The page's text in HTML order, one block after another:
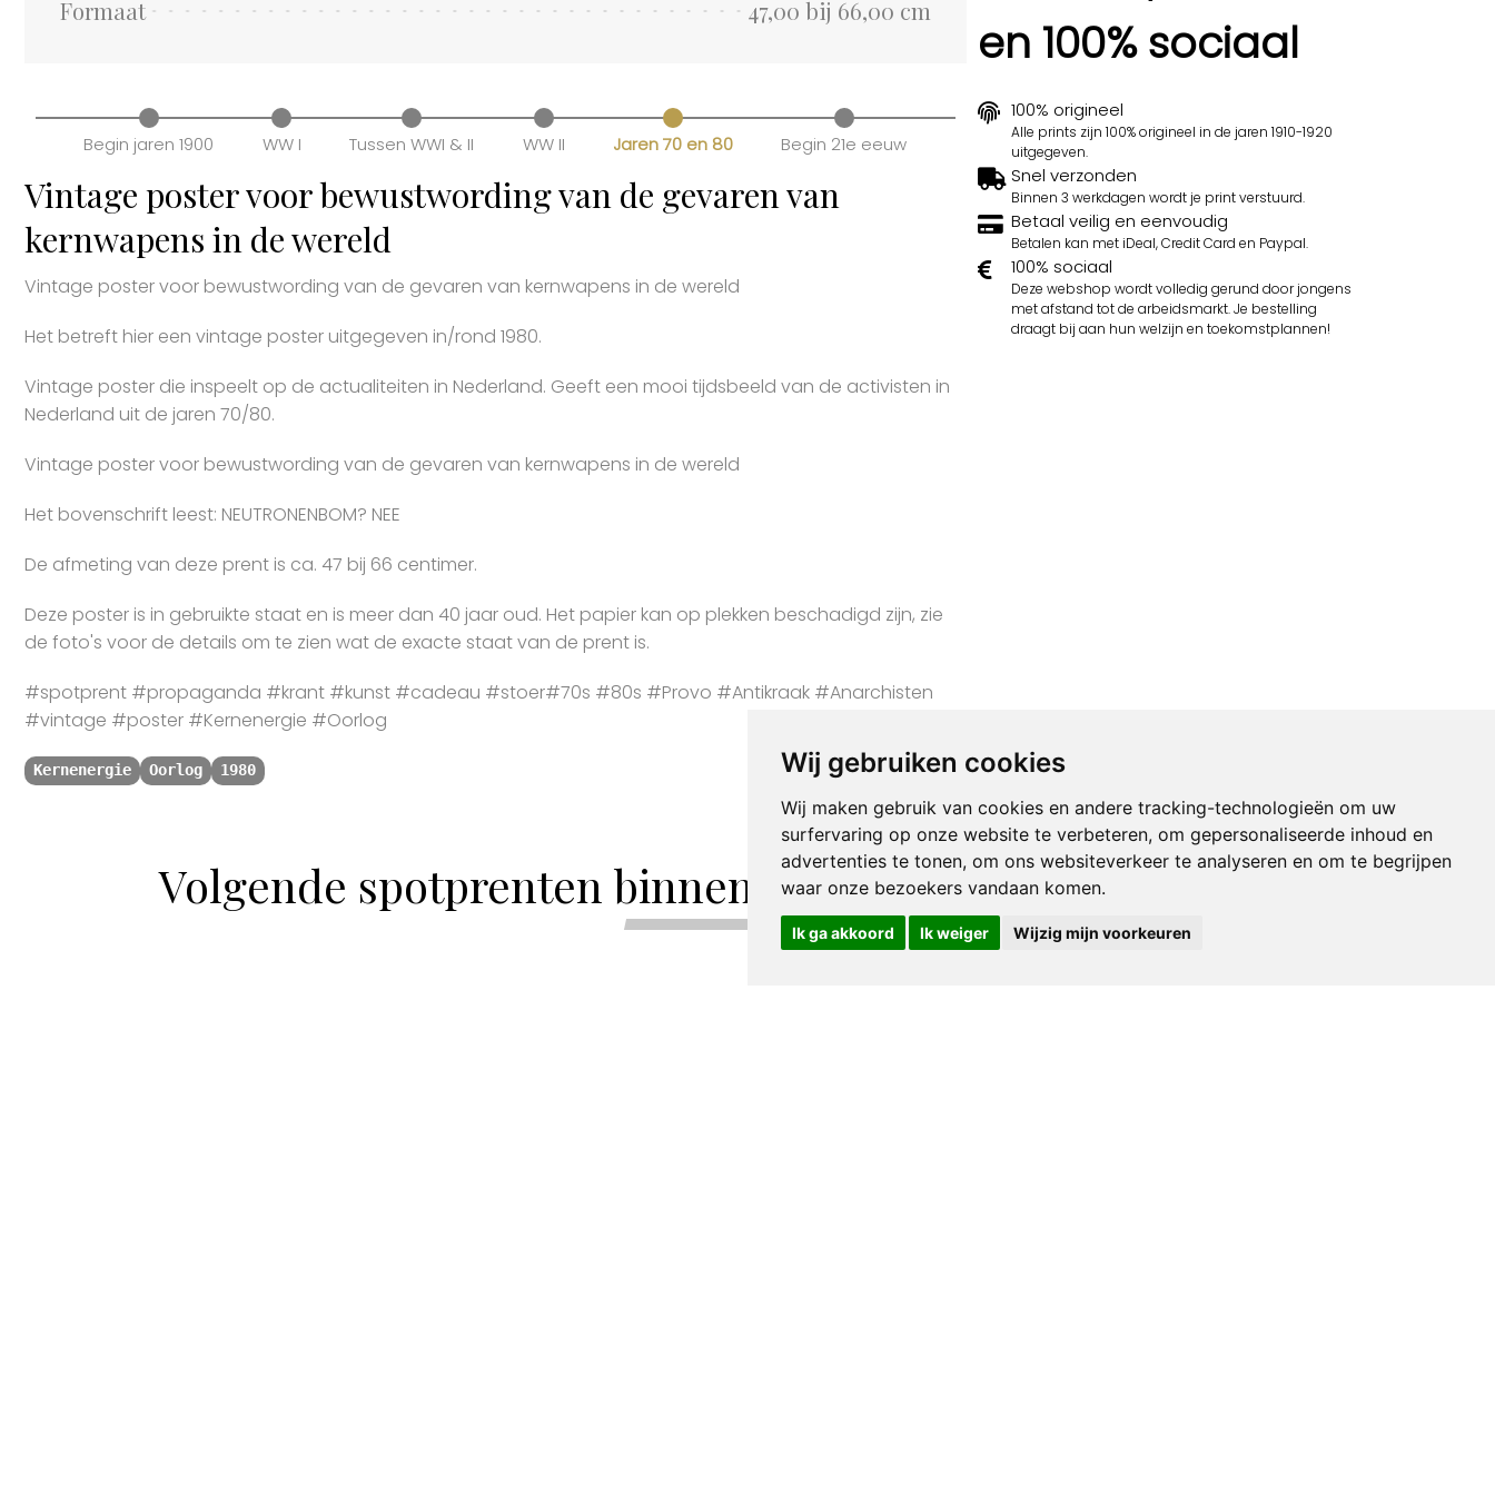
Wij gebruiken cookies
Wij maken gebruik van cookies en andere tracking-technologieën om uw
surfervaring op onze website te verbeteren, om gepersonaliseerde inhoud en
advertenties te tonen, om ons websiteverkeer te analyseren en om te begrijpen
waar onze bezoekers vandaan komen.
Ik ga akkoord Ik weiger Wijzig mijn voorkeuren
Formaat 47,00 bij 66,00 cm
Begin jaren 1900 WW I Tussen WWI & II WW II Jaren 70 en 80 Begin 21e eeuw
Vintage poster voor bewustwording van de gevaren van
kernwapens in de wereld
Vintage poster voor bewustwording van de gevaren van kernwapens in de wereld
Het betreft hier een vintage poster uitgegeven in/rond 1980.
Vintage poster die inspeelt op de actualiteiten in Nederland. Geeft een mooi tijdsbeeld van de activisten in
Nederland uit de jaren 70/80.
Vintage poster voor bewustwording van de gevaren van kernwapens in de wereld
Het bovenschrift leest: NEUTRONENBOM? NEE
De afmeting van deze prent is ca. 47 bij 66 centimer.
Deze poster is in gebruikte staat en is meer dan 40 jaar oud. Het papier kan op plekken beschadigd zijn, zie
de foto's voor de details om te zien wat de exacte staat van de prent is.
#spotprent #propaganda #krant #kunst #cadeau #stoer#70s #80s #Provo #Antikraak #Anarchisten
#vintage #poster #Kernenergie #Oorlog
Kernenergie Oorlog 1980
en 100% sociaal
100% origineel
Alle prints zijn 100% origineel in de jaren 1910-1920
uitgegeven.
Snel verzonden
Binnen 3 werkdagen wordt je print verstuurd.
Betaal veilig en eenvoudig
Betalen kan met iDeal, Credit Card en Paypal.
100% sociaal
Deze webshop wordt volledig gerund door jongens
met afstand tot de arbeidsmarkt. Je bestelling
draagt bij aan hun welzijn en toekomstplannen!
Volgende spotprenten binnen de categorie Counterculture